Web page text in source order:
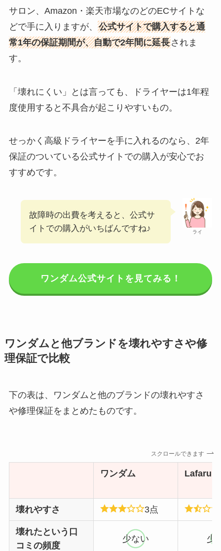
サロン、Amazon・楽天市場なのどのECサイトな
どで手に入りますが、 公式サイトで購入すると通
常1年の保証期間が、自動で2年間に延長されま
す。
「壊れにくい」とは言っても、ドライヤーは1年程
度使用すると不具合が起こりやすいもの。
せっかく高級ドライヤーを手に入れるのなら、2年
保証のついている公式サイトでの購入が安心でお
すすめです。
ライ
故障時の出費を考えると、公式サ
イトでの購入がいちばんですね♪
ワンダム公式サイトを見てみる！
ワンダムと他ブランドを壊れやすさや修
理保証で比較
下の表は、ワンダムと他のブランドの壊れやすさ
や修理保証をまとめたものです。
スクロールできます
ワンダム Lafarun
壊れやすさ 3点
壊れたという口
コミの頻度
少ない 少